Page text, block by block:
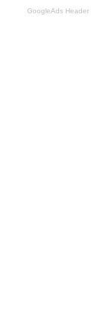
GoogleAds Header